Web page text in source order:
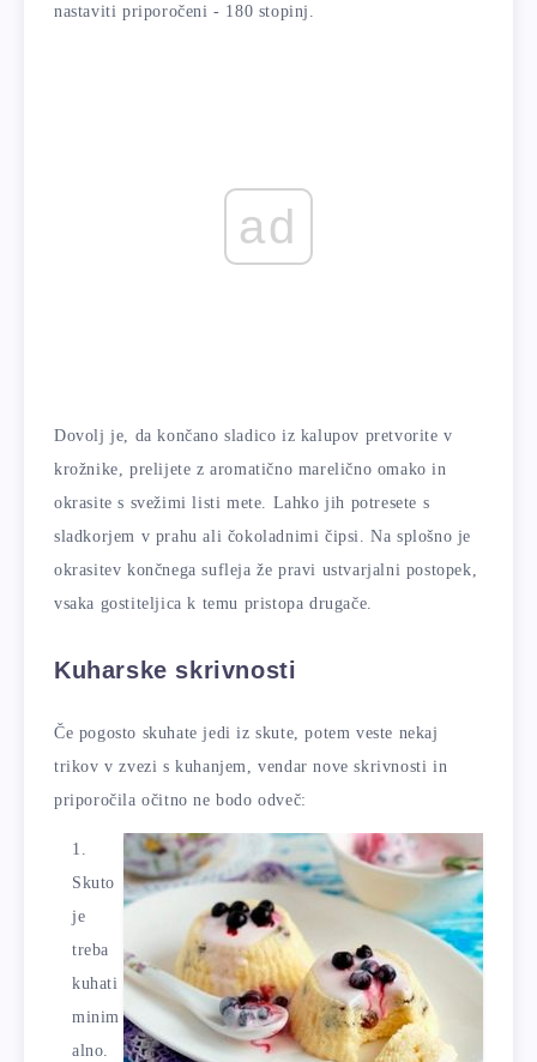
nastaviti priporočeni - 180 stopinj.
ad
Dovolj je, da končano sladico iz kalupov pretvorite v
krožnike, prelijete z aromatično marelično omako in
okrasite s svežimi listi mete. Lahko jih potresete s
sladkorjem v prahu ali čokoladnimi čipsi. Na splošno je
okrasitev končnega sufleja že pravi ustvarjalni postopek,
vsaka gostiteljica k temu pristopa drugače.
Kuharske skrivnosti
Če pogosto skuhate jedi iz skute, potem veste nekaj
trikov v zvezi s kuhanjem, vendar nove skrivnosti in
priporočila očitno ne bodo odveč:
Skuto
je
treba
kuhati
minim
alno.